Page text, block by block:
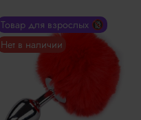
Товар для взрослых 🔞
Нет в наличии